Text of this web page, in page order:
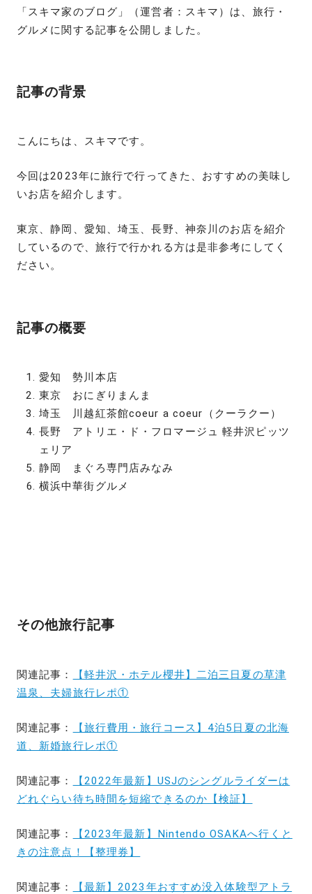
「スキマ家のブログ」（運営者：スキマ）は、旅行・
グルメに関する記事を公開しました。
記事の背景
こんにちは、スキマです。
今回は2023年に旅行で行ってきた、おすすめの美味し
いお店を紹介します。
東京、静岡、愛知、埼玉、長野、神奈川のお店を紹介
しているので、旅行で行かれる方は是非参考にしてく
ださい。
記事の概要
愛知 勢川本店
東京 おにぎりまんま
埼玉 川越紅茶館coeur a coeur（クーラクー）
長野 アトリエ・ド・フロマージュ 軽井沢ピッツ
ェリア
静岡 まぐろ専門店みなみ
横浜中華街グルメ
その他旅行記事
関連記事：
【軽井沢・ホテル櫻井】二泊三日夏の草津
温泉、夫婦旅行レポ①
関連記事：
【旅行費用・旅行コース】4泊5日夏の北海
道、新婚旅行レポ①
関連記事：
【2022年最新】USJのシングルライダーは
どれぐらい待ち時間を短縮できるのか【検証】
関連記事：
【2023年最新】Nintendo OSAKAへ行くと
きの注意点！【整理券】
関連記事：
【最新】2023年おすすめ没入体験型アトラ